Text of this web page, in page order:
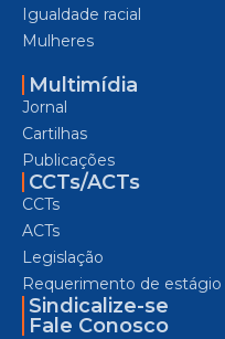
Igualdade racial
Mulheres
Multimídia
Jornal
Cartilhas
Publicações
CCTs/ACTs
CCTs
ACTs
Legislação
Requerimento de estágio
Sindicalize-se
Fale Conosco